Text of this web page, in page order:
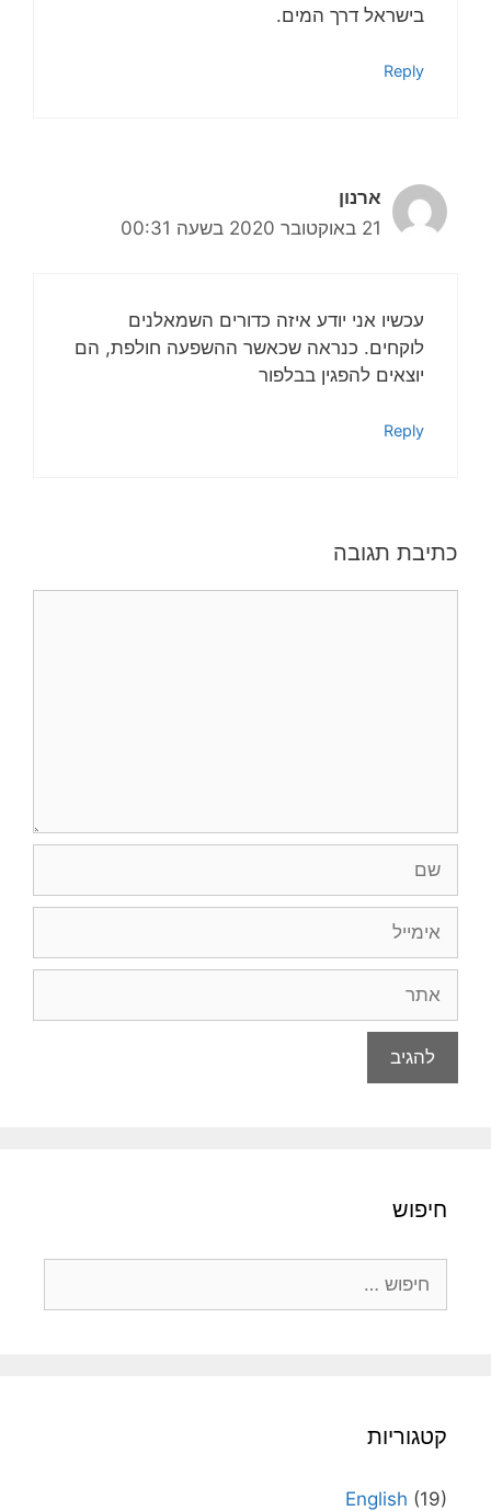
בישראל דרך המים.
Reply
ארנון
21 באוקטובר 2020 בשעה 00:31
עכשיו אני יודע איזה כדורים השמאלנים
לוקחים. כנראה שכאשר ההשפעה חולפת, הם
יוצאים להפגין בבלפור
Reply
כתיבת תגובה
חיפוש
קטגוריות
English (19)